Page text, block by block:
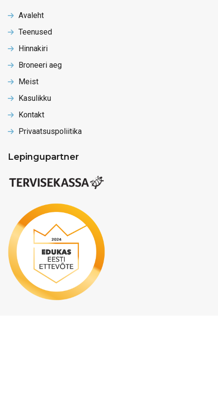
Avaleht
Teenused
Hinnakiri
Broneeri aeg
Meist
Kasulikku
Kontakt
Privaatsuspoliitika
Lepingupartner